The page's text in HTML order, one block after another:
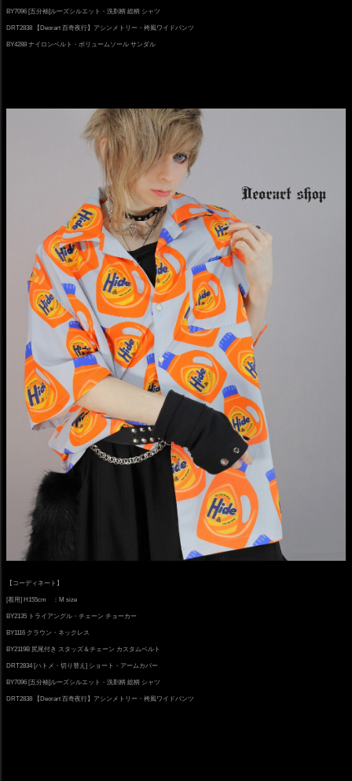
BY7096 [五分袖]ルーズシルエット・洗剤柄 総柄 シャツ
DRT2838 【Deorart 百奇夜行】アシンメトリー・袴風ワイドパンツ
BY4288 ナイロンベルト・ボリュームソール サンダル
【コーディネート】
[着用] H155cm ：M size
BY2135 トライアングル・チェーン チョーカー
BY1116 クラウン・ネックレス
BY2119B 尻尾付き スタッズ＆チェーン カスタムベルト
DRT2834 [ハトメ・切り替え] ショート・アームカバー
BY7096 [五分袖]ルーズシルエット・洗剤柄 総柄 シャツ
DRT2838 【Deorart 百奇夜行】アシンメトリー・袴風ワイドパンツ